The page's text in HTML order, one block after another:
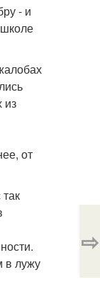
- и
из
от
в лужу
⇨